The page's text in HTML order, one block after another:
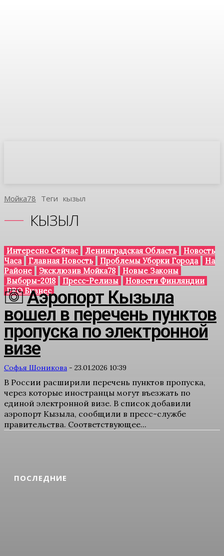
ПОСЛЕДНИЕ
Мойка78 Теги Кызыл
КЫЗЫЛ
Интересно Сейчас Ленинградская Область
Новость
Часа
Главная Новость Проблемы Уборки Города
На
Районе
Эксклюзив Мойка78
Новые Законы
Выборы-2018
Пресс-Релизы
Новости Финляндии
PRO Бизнес
Аэропорт Кызыла
вошел в перечень пунктов
пропуска по электронной
визе
Софья Шоникова - 23.01.2026 10:39
В России расширили перечень пунктов пропуска,
через которые иностранцы могут въезжать по
единой электронной визе. В список добавили
аэропорт Кызыла, сообщили в пресс-службе
правительства. Соответствующее...